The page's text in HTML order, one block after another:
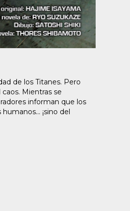
de los Titanes. Pero
Mientras se
informan que los
¡sino del